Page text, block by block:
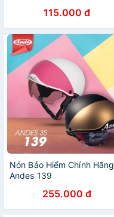
ANDES 181 khi cần - thay
thế dễ dàng trong 30s
115.000 đ
Nón Bảo Hiểm Chính Hãng
Andes 139
255.000 đ